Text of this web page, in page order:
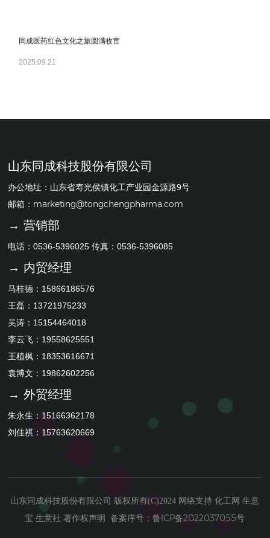
同成医药红色文化之旅圆满收官
2025.09.21
山东同成科技股份有限公司
办公地址：山东省寿光侯镇化工产业园金源路9号
邮箱： marketing@tongchengpharma.com
→ 营销部
电话：0536-5396025 传真：0536-5396085
→ 内贸经理
马桂德：15866186576
王磊：13721975233
吴涛：15154464018
李云飞：19558625551
王植枫：18353616671
袁博文：19862602256
→ 外贸经理
朱永生：15166362178
刘佳祺：15763620669
山东同成科技股份有限公司 版权所有(C)2024 网络支持 化工网 生意
宝 生意社 著作权声明 备案序号：鲁ICP备2022037055号